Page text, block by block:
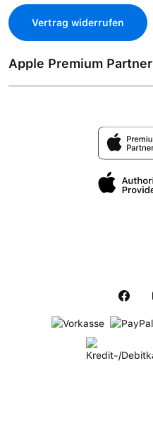
Vertrag widerrufen
Apple Premium Partner